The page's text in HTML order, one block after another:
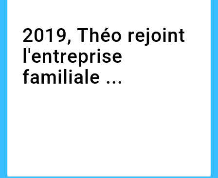
2019, Théo rejoint
l'entreprise
familiale ...